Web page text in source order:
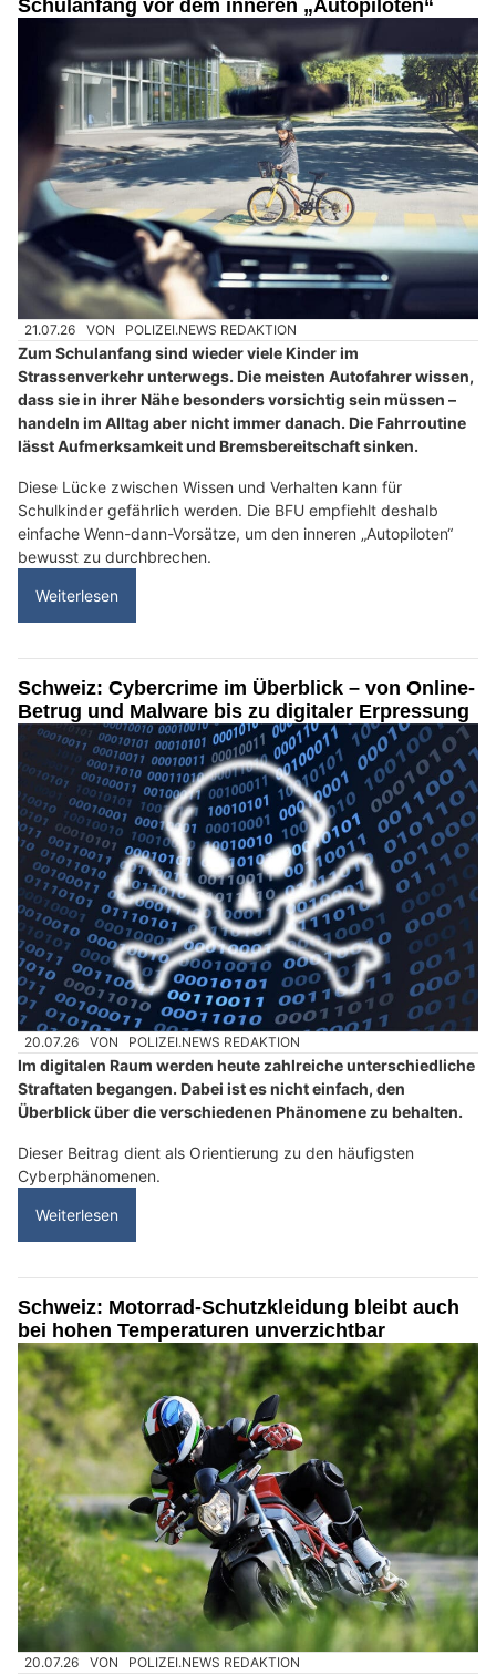
Schulanfang vor dem inneren „Autopiloten“
21.07.26 VON POLIZEI.NEWS REDAKTION
Zum Schulanfang sind wieder viele Kinder im
Strassenverkehr unterwegs. Die meisten Autofahrer wissen,
dass sie in ihrer Nähe besonders vorsichtig sein müssen –
handeln im Alltag aber nicht immer danach. Die Fahrroutine
lässt Aufmerksamkeit und Bremsbereitschaft sinken.
Diese Lücke zwischen Wissen und Verhalten kann für
Schulkinder gefährlich werden. Die BFU empfiehlt deshalb
einfache Wenn-dann-Vorsätze, um den inneren „Autopiloten“
bewusst zu durchbrechen.
Weiterlesen
Schweiz: Cybercrime im Überblick – von Online-
Betrug und Malware bis zu digitaler Erpressung
20.07.26 VON POLIZEI.NEWS REDAKTION
Im digitalen Raum werden heute zahlreiche unterschiedliche
Straftaten begangen. Dabei ist es nicht einfach, den
Überblick über die verschiedenen Phänomene zu behalten.
Dieser Beitrag dient als Orientierung zu den häufigsten
Cyberphänomenen.
Weiterlesen
Schweiz: Motorrad-Schutzkleidung bleibt auch
bei hohen Temperaturen unverzichtbar
20.07.26 VON POLIZEI.NEWS REDAKTION